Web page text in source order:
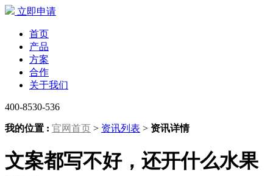
立即申请
首页
产品
方案
合作
关于我们
400-8530-536
我的位置 : 官网首页 > 资讯列表 > 资讯详情
文案都写不好，还开什么水果